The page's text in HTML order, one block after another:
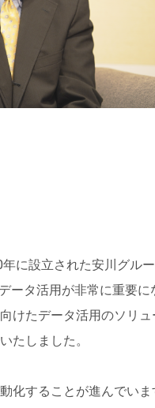
に設立された安川グル
ータ活用が非常に重要に
けたデータ活用のソリュ
たしました。
化することが進んでいま